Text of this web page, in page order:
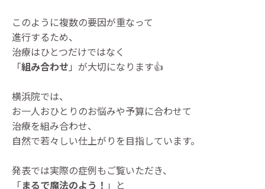
このように複数の要因が重なって
進行するため、
治療はひとつだけではなく
「組み合わせ 」が大切になります👍
横浜院では、
お一人おひとりのお悩みや予算に合わせて
治療を組み合わせ、
自然で若々しい仕上がりを目指しています。
発表では実際の症例もご覧いただき、
「まるで魔法のよう！ 」と